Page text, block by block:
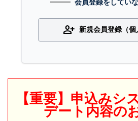
person_add 新規会員登録（個
【重要】申込みシ
デート内容の